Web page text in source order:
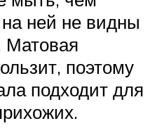
ней не видны
Матовая
поэтому
подходит для